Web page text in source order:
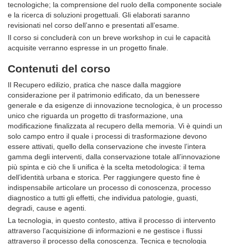
tecnologiche; la comprensione del ruolo della componente sociale
e la ricerca di soluzioni progettuali. Gli elaborati saranno
revisionati nel corso dell’anno e presentati all’esame.
Il corso si concluderà con un breve workshop in cui le capacità
acquisite verranno espresse in un progetto finale.
Contenuti del corso
Il Recupero edilizio, pratica che nasce dalla maggiore
considerazione per il patrimonio edificato, da un benessere
generale e da esigenze di innovazione tecnologica, è un processo
unico che riguarda un progetto di trasformazione, una
modificazione finalizzata al recupero della memoria. Vi è quindi un
solo campo entro il quale i processi di trasformazione devono
essere attivati, quello della conservazione che investe l’intera
gamma degli interventi, dalla conservazione totale all’innovazione
più spinta e ciò che li unifica è la scelta metodologica: il tema
dell’identità urbana e storica. Per raggiungere questo fine è
indispensabile articolare un processo di conoscenza, processo
diagnostico a tutti gli effetti, che individua patologie, guasti,
degradi, cause e agenti.
La tecnologia, in questo contesto, attiva il processo di intervento
attraverso l’acquisizione di informazioni e ne gestisce i flussi
attraverso il processo della conoscenza. Tecnica e tecnologia